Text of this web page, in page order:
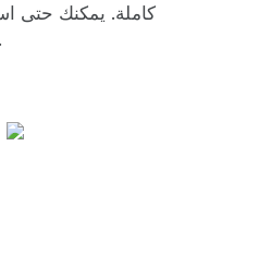
كاملة. يمكنك حتى
المخصصة من الترجمة.